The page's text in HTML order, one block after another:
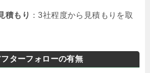
積もり ：3社程度から見積もりを取
フターフォローの有無